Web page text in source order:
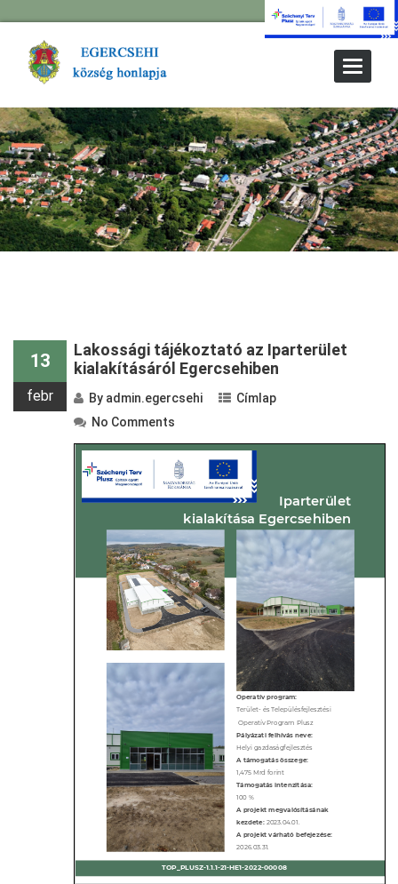
Toggle
13
febr
Lakossági tájékoztató az Iparterület
kialakításáról Egercsehiben
By admin.egercsehi
Címlap
No Comments